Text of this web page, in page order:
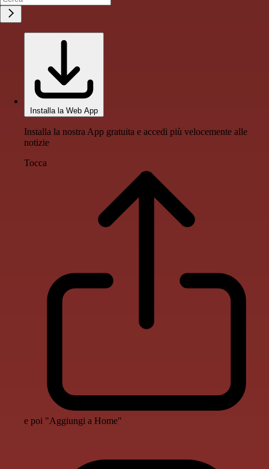
Installa la Web App
Installa la nostra App gratuita e accedi più velocemente alle
notizie
Tocca
e poi "Aggiungi a Home"